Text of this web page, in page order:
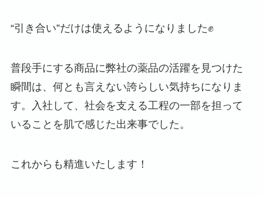
“引き合い”だけは使えるようになりました✊
普段手にする商品に弊社の薬品の活躍を見つけた
瞬間は、何とも言えない誇らしい気持ちになりま
す。入社して、社会を支える工程の一部を担って
いることを肌で感じた出来事でした。
これからも精進いたします！